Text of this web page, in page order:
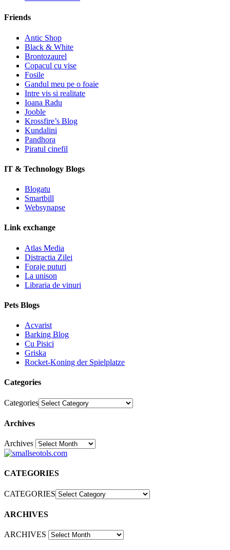
Friends
Antic Shop
Black & White
Brontozaurel
Copacul cu vise
Fosile
Gandul meu pe o foaie
Intre vis si realitate
Ioana Radu
Jooble
Krossfire’s Blog
Kundalini
Pandhora
Piratul cinefil
IT & Technology Blogs
Blogatu
Smartbill
Websynapse
Link exchange
Atlas Media
Distractia Zilei
Foraje puturi
La unison
Libraria de vinuri
Pets Blogs
Acvarist
Barking Blog
Cu Pisici
Griska
Rocket-Koning der Spielplatze
Categories
Categories
Archives
Archives30
CATEGORIES
CATEGORIES
ARCHIVES
ARCHIVES